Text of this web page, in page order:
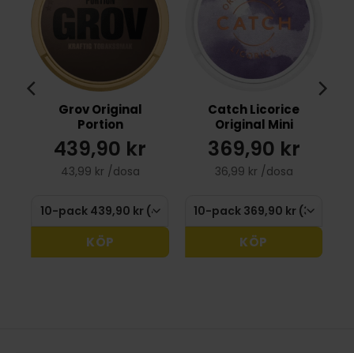
Grov Original
Portion
439,90 kr
43,99 kr /dosa
KÖP
Catch Licorice
Original Mini
369,90 kr
36,99 kr /dosa
KÖP